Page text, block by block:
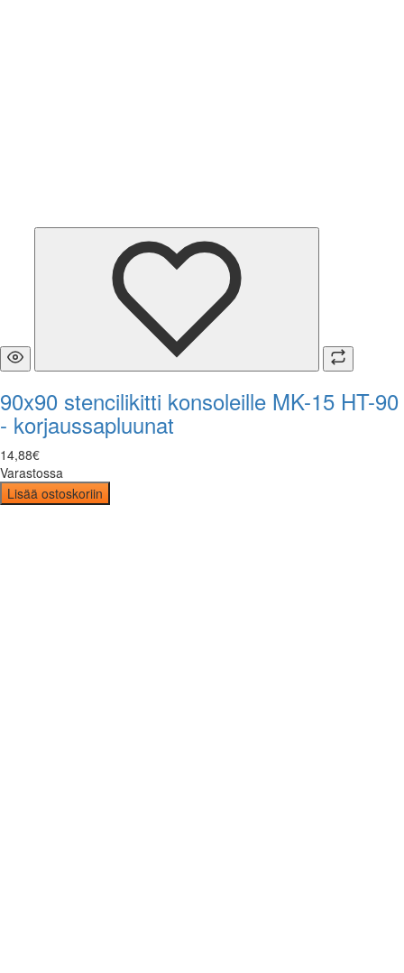
90x90 stencilikitti konsoleille MK-15 HT-90
- korjaussapluunat
14,88€
Varastossa
Lisää ostoskoriin